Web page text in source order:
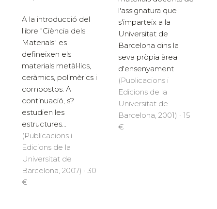
A la introducció del
llibre "Ciència dels
Materials" es
defineixen els
materials metàl·lics,
ceràmics, polimèrics i
compostos. A
continuació, s?
estudien les
estructures...
(Publicacions i
Edicions de la
Universitat de
Barcelona, 2007) · 30
€
l'assignatura que
s'imparteix a la
Universitat de
Barcelona dins la
seva pròpia àrea
d'ensenyament
(Publicacions i
Edicions de la
Universitat de
Barcelona, 2001) · 15
€